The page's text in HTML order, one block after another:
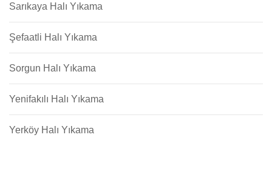
Sarıkaya Halı Yıkama
Şefaatli Halı Yıkama
Sorgun Halı Yıkama
Yenifakılı Halı Yıkama
Yerköy Halı Yıkama